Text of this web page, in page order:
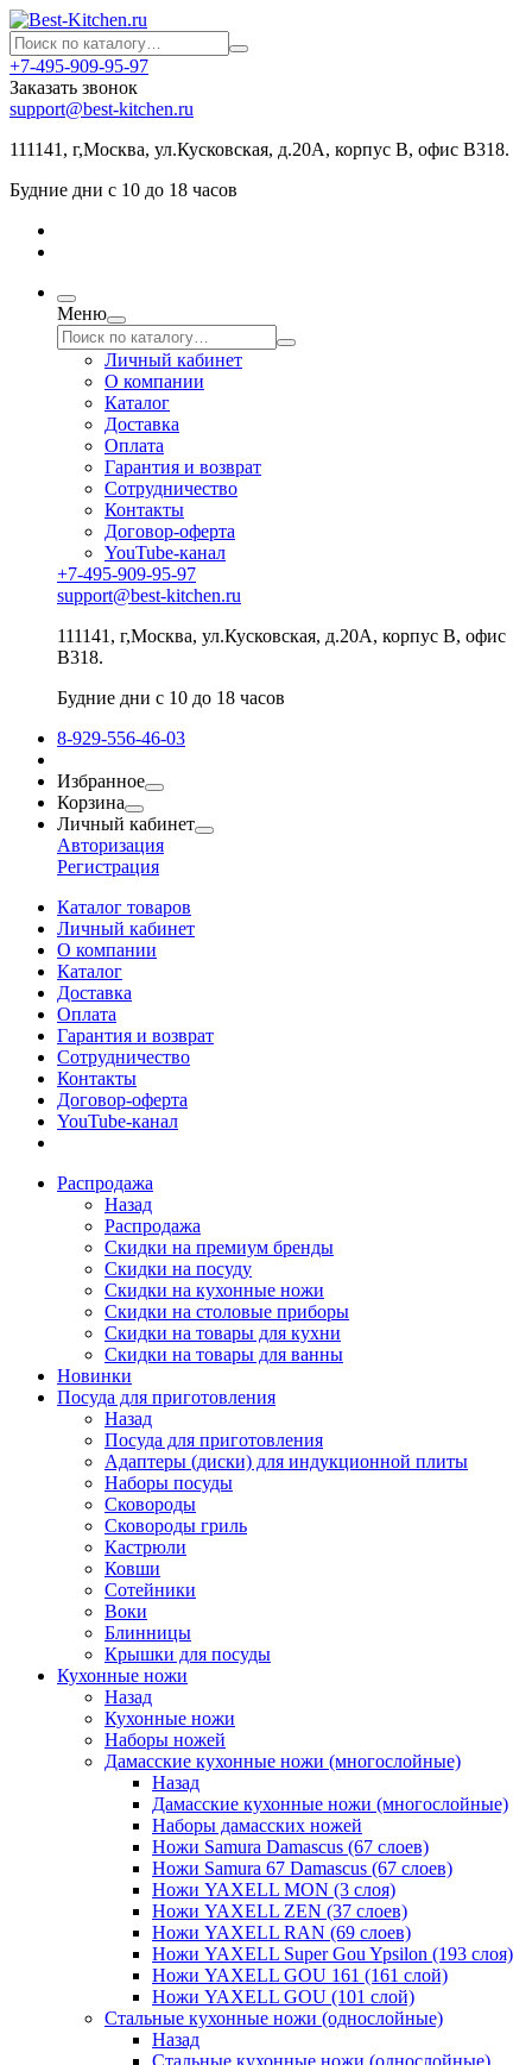
+7-495-909-95-97
Заказать звонок
support@best-kitchen.ru
111141, г,Москва, ул.Кусковская, д.20А, корпус В, офис В318.
Будние дни с 10 до 18 часов
Меню
Личный кабинет
О компании
Каталог
Доставка
Оплата
Гарантия и возврат
Сотрудничество
Контакты
Договор-оферта
YouTube-канал
+7-495-909-95-97
support@best-kitchen.ru
111141, г,Москва, ул.Кусковская, д.20А, корпус В, офис
В318.
Будние дни с 10 до 18 часов
8-929-556-46-03
Избранное
Корзина
Личный кабинет
Авторизация
Регистрация
Каталог товаров
Личный кабинет
О компании
Каталог
Доставка
Оплата
Гарантия и возврат
Сотрудничество
Контакты
Договор-оферта
YouTube-канал
Распродажа
Назад
Распродажа
Скидки на премиум бренды
Скидки на посуду
Скидки на кухонные ножи
Скидки на столовые приборы
Скидки на товары для кухни
Скидки на товары для ванны
Новинки
Посуда для приготовления
Назад
Посуда для приготовления
Адаптеры (диски) для индукционной плиты
Наборы посуды
Сковороды
Сковороды гриль
Кастрюли
Ковши
Сотейники
Воки
Блинницы
Крышки для посуды
Кухонные ножи
Назад
Кухонные ножи
Наборы ножей
Дамасские кухонные ножи (многослойные)
Назад
Дамасские кухонные ножи (многослойные)
Наборы дамасских ножей
Ножи Samura Damascus (67 слоев)
Ножи Samura 67 Damascus (67 слоев)
Ножи YAXELL MON (3 слоя)
Ножи YAXELL ZEN (37 слоев)
Ножи YAXELL RAN (69 слоев)
Ножи YAXELL Super Gou Ypsilon (193 слоя)
Ножи YAXELL GOU 161 (161 слой)
Ножи YAXELL GOU (101 слой)
Стальные кухонные ножи (однослойные)
Назад
Стальные кухонные ножи (однослойные)